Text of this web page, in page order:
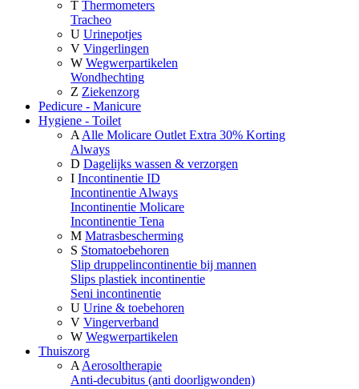
T Thermometers
Tracheo
U Urinepotjes
V Vingerlingen
W Wegwerpartikelen
Wondhechting
Z Ziekenzorg
Pedicure - Manicure
Hygiene - Toilet
A Alle Molicare Outlet Extra 30% Korting
Always
D Dagelijks wassen & verzorgen
I Incontinentie ID
Incontinentie Always
Incontinentie Molicare
Incontinentie Tena
M Matrasbescherming
S Stomatoebehoren
Slip druppelincontinentie bij mannen
Slips plastiek incontinentie
Seni incontinentie
U Urine & toebehoren
V Vingerverband
W Wegwerpartikelen
Thuiszorg
A Aerosoltherapie
Anti-decubitus (anti doorligwonden)